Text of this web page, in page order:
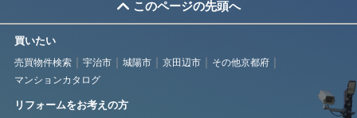
このページの先頭へ
買いたい
売買物件検索 宇治市 城陽市 京田辺市
その他京都府
マンションカタログ
リフォームをお考えの方